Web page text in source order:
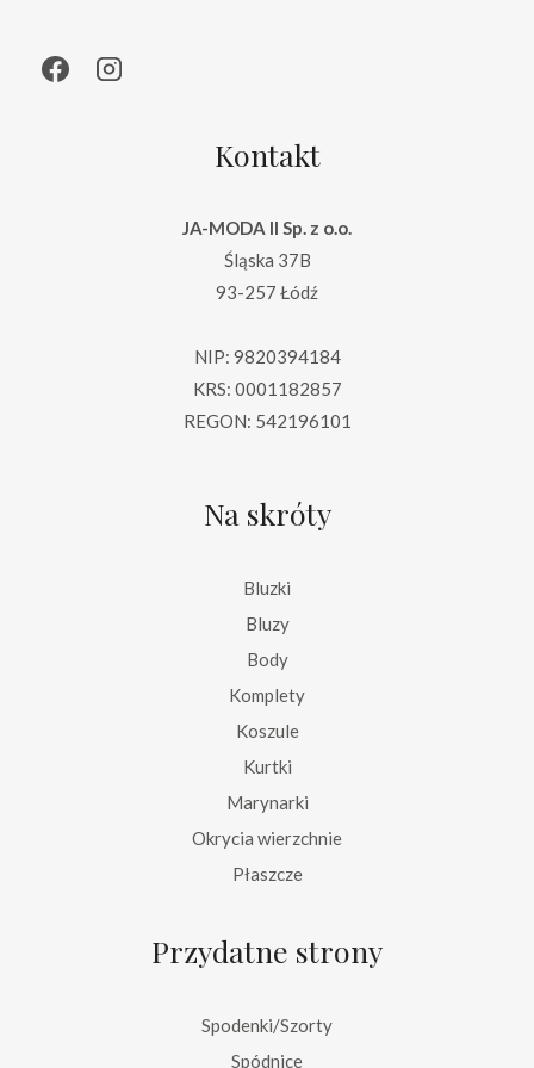
Kontakt
JA-MODA II Sp. z o.o.
Śląska 37B
93-257 Łódź
NIP: 9820394184
KRS: 0001182857
REGON: 542196101
Na skróty
Bluzki
Bluzy
Body
Komplety
Koszule
Kurtki
Marynarki
Okrycia wierzchnie
Płaszcze
Przydatne strony
Spodenki/Szorty
Spódnice